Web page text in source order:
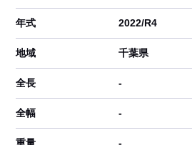
年式 2022/R4
地域 千葉県
全長 -
全幅 -